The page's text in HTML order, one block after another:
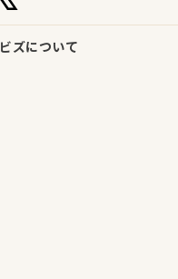
督
警備
施設・貸会議室の経営
加工及び販売並びに飲食店の
施工及び監理並びに緑地の維
貸
ズについて